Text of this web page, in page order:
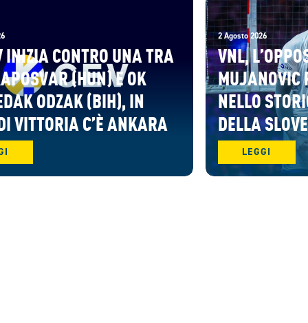
INIZIA CONTRO UNA TRA
(HUN) E OK
ODZAK (BIH), IN
VITTORIA C’È ANKARA
2 Agosto 2026
VNL,
MUJANOVIC
NELLO
DELLA
LEGGI